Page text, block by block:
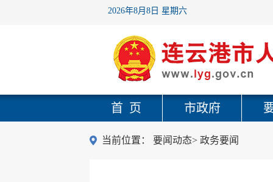
2026年8月8日 星期六
首 页 市政府
当前位置： 要闻动态> 政务要闻